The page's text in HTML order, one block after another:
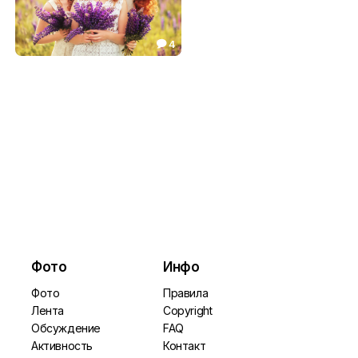
 4
Фото
Фото
Лента
Обсуждение
Активность
Инфо
Правила
Copyright
FAQ
Контакт